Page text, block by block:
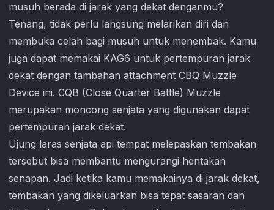
musuh berada di jarak yang dekat denganmu?
Tenang, tidak perlu langsung melarikan diri dan
membuka celah bagi musuh untuk menembak. Kamu
juga dapat memakai KAG6 untuk pertempuran jarak
dekat dengan tambahan attachment CBQ Muzzle
Device ini. CQB (Close Quarter Battle) Muzzle
merupakan moncong senjata yang digunakan dapat
pertempuran jarak dekat.
Ujung laras senjata api tempat melepaskan tembakan
tersebut bisa membantu mengurangi hentakan
senapan. Jadi ketika kamu memakainya di jarak dekat,
tembakan yang dikeluarkan bisa tepat sasaran dan